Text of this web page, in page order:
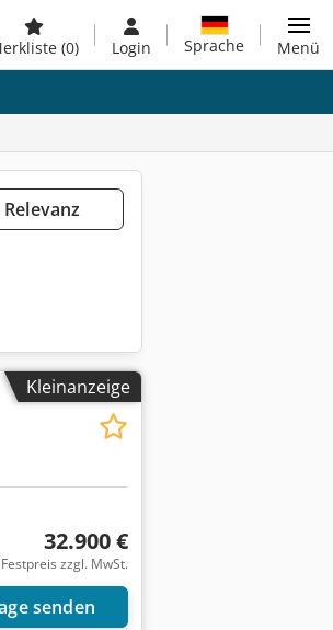
(0) Login Sprache Menü
Relevanz
Kleinanzeige
32.900 €
Festpreis zzgl. MwSt.
senden